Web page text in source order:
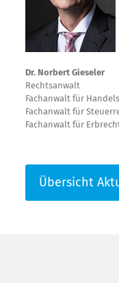
Dr. Norbert Gieseler
Rechtsanwalt
Fachanwalt für
Fachanwalt für
Fachanwalt für
Übersicht